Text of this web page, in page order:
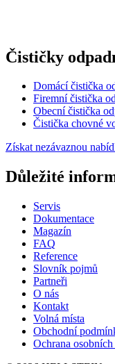
Čističky
Domácí čistička
Firemní čistička
Obecní čistička
Čistička chovné
Získat nezávaznou
Důležité
Servis
Dokumentace
Magazín
FAQ
Reference
Slovník pojmů
Partneři
O nás
Kontakt
Volná místa
Obchodní
Ochrana osobních